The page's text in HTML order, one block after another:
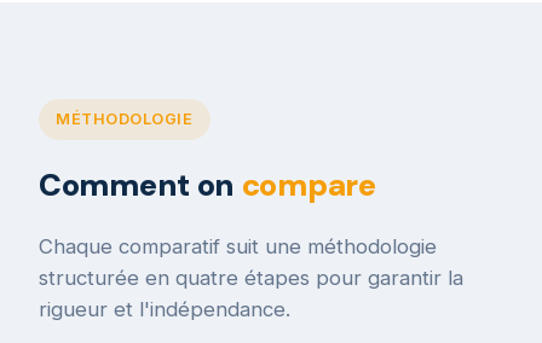
MÉTHODOLOGIE
Comment on compare
Chaque comparatif suit une méthodologie
structurée en quatre étapes pour garantir la
rigueur et l'indépendance.